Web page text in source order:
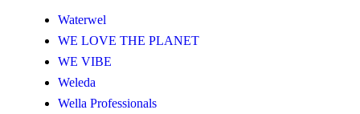
Waterwel
WE LOVE THE PLANET
WE VIBE
Weleda
Wella Professionals